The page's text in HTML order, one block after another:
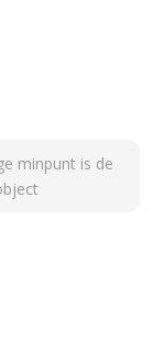
minpunt is de